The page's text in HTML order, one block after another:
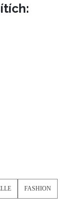
FASHION